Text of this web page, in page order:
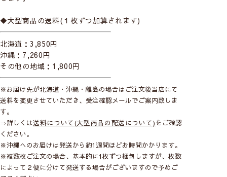
◆大型商品の送料(１枚ずつ加算されます)
北海道：3,850円
沖縄：7,260円
その他の地域：1,800円
※お届け先が北海道・沖縄・離島の場合はご注文後当店にて
送料を変更させていただき、受注確認メールでご案内致しま
す。
⇒詳しくは送料について(大型商品の配送について)をご確認
ください。
※沖縄へのお届けは発送から約1週間ほどお時間かかります。
※複数枚ご注文の場合、基本的に1枚ずつ梱包しますが、枚数
によって２便に分けて発送する場合がございますので予めご